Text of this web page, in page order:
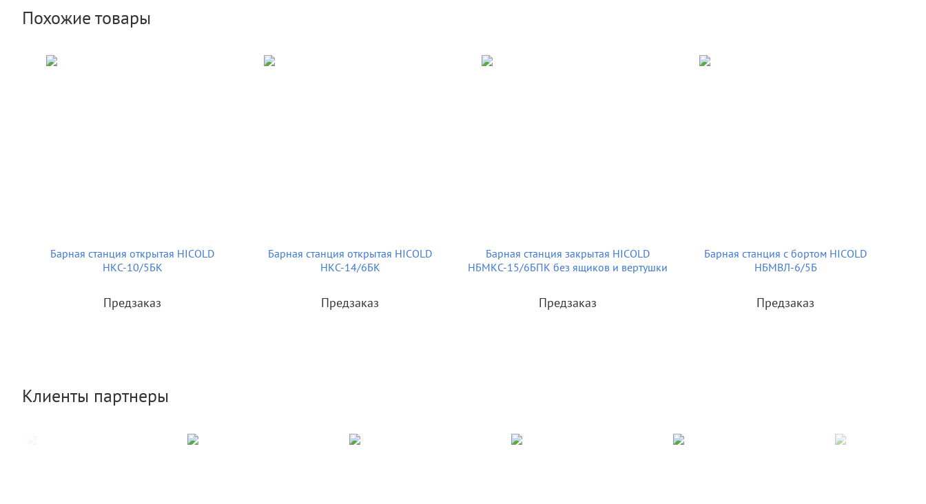
Похожие товары
Барная станция открытая HICOLD
НКС-10/5БК
Предзаказ
Барная станция открытая HICOLD
НКС-14/6БК
Предзаказ
Барная станция закрытая HICOLD
НБМКС-15/6БПК без ящиков и вертушки
Предзаказ
Барная станция с бортом HICOLD
НБМВЛ-6/5Б
Предзаказ
Клиенты партнеры